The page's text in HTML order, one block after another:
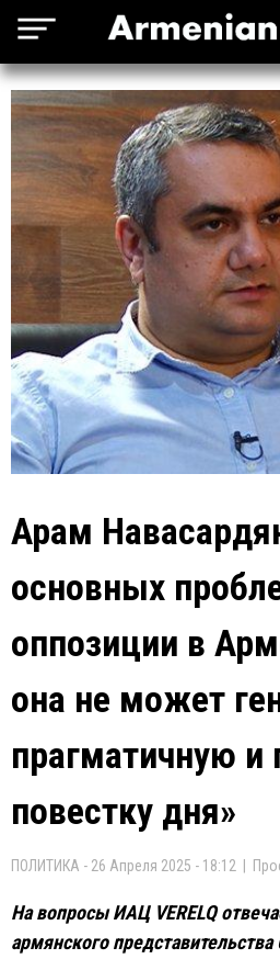
Арам
основных
оппозиции в
она не может
прагматичную
повестку дня»
ПОЛИТИКА - 26 Апреля 2025 - 18:12 |
На вопросы ИАЦ VERELQ
армянского